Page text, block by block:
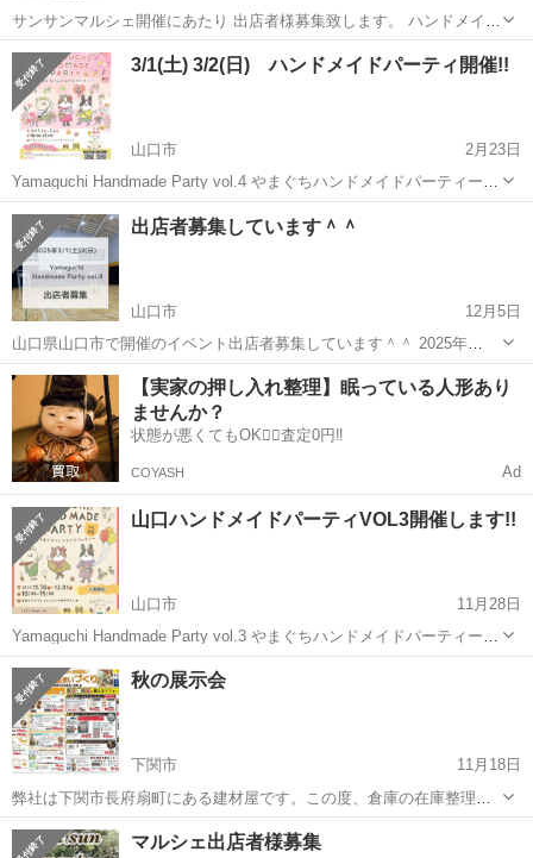
サンサンマルシェ開催にあたり 出店者様募集致します。 ハンドメイド
作品、セレクト品 お菓子等販売品募集致します。 ハンドメイド初心者
様 是非トライしてみて下さい。
山口 山口市 阿知須駅 ハンドメイド
3/1(土) 3/2(日) ハンドメイドパーティ開催!!
山口市
2月23日
Yamaguchi Handmade Party vol.4 やまぐちハンドメイドパーティー
3/1(土) 3/2(日) 10:00-15:00 第4回目の開催です! アクセサリーや布小
物などの ハンド...
山口 山口市 展示会 ハンドメイド
出店者募集しています＾＾
山口市
12月5日
山口県山口市で開催のイベント出店者募集しています＾＾ 2025年
3/1(土)3/2(日) 10:00-15:00 Yamaguchi Handmade Party vol.4 やまぐ
ちハンドメイドパーティー ...
山口 山口市 展示会 ハンドメイド
【実家の押し入れ整理】眠っている人形あり
ませんか？
状態が悪くてもOK🙆‍♀️査定0円‼️
COYASH Ad
山口ハンドメイドパーティVOL3開催します!!
山口市
11月28日
Yamaguchi Handmade Party vol.3 やまぐちハンドメイドパーティー
11/30(土) 12/1(日) 10:00-15:00 今週末開催いたします。 アクセサリ
ーや布小物などの ハ...
山口 山口市 展示会
秋の展示会
下関市
11月18日
弊社は下関市長府扇町にある建材屋です。この度、倉庫の在庫整理に
つき、いろいろな商品を特価でご案内していきます！ これを機にみな
さんに会社名だけでも覚えていただけたらなと思います！よろしくお
山口 下関市 ドローン
マルシェ出店者様募集